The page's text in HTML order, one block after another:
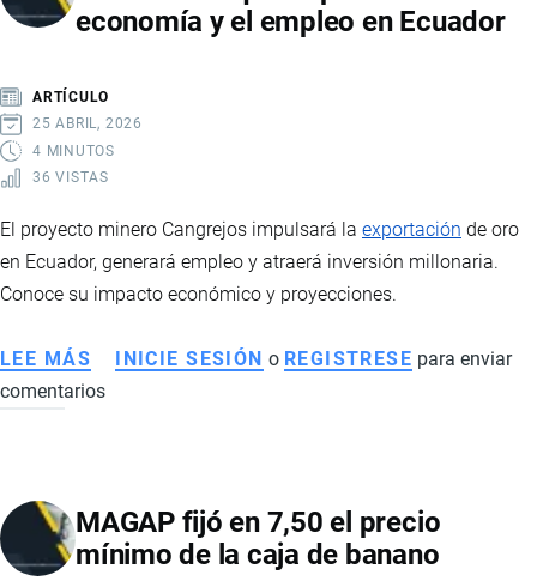
ECUADOR:
PROCESO
PASO
economía y el empleo en Ecuador
ARTÍCULO
25 ABRIL, 2026
4 MINUTOS
36 VISTAS
El proyecto minero Cangrejos impulsará la exportación de oro
en Ecuador, generará empleo y atraerá inversión millonaria.
Conoce su impacto económico y proyecciones.
LEE MÁS SOBRE
PROYECTO
MINA
DE
INICIE SESIÓN o REGISTRESE para enviar
comentarios
MAGAP fijó en 7,50 el precio
mínimo de la caja de banano